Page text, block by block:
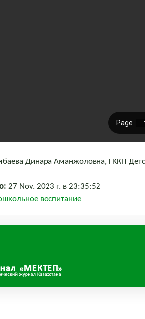
Динара Аманжоловна, ГККП
27 Nov. 2023 г. в 23:35:52
воспитание